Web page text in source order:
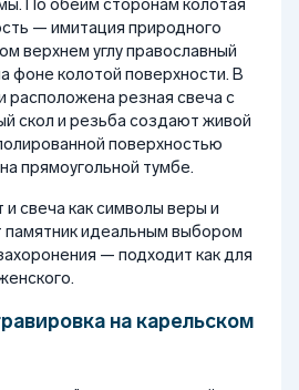
По обеим сторонам колотая
— имитация природного
верхнем углу православный
фоне колотой поверхности. В
расположена резная свеча с
скол и резьба создают живой
поверхностью
прямоугольной тумбе.
свеча как символы веры и
идеальным выбором
— подходит как для
на карельском